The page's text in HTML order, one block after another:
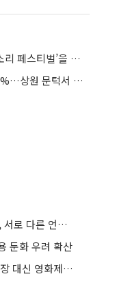
파라다이스복지재단, 내달 개최 ‘아이소리 페스티벌’을 사회통합형 축제로
美 클래리티 법안 연내 통과 가능성 13%…상원 문턱서 제동
김유태 기자의 '밤과 책'…영화와 문학, 서로 다른 언어를 읽다
둔화 우려 확산
음악부터 여성·건축·독립영화까지…극장 대신 영화제로 즐기는 스크린 여행